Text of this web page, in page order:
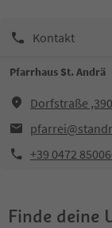
Kontakt
Pfarrhaus St. Andrä
Dorfstraße
+39 0472
Finde deine